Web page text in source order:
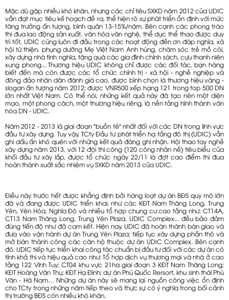
Mặc dù gặp nhiều khó khăn, nhưng các chỉ tiêu SXKD năm 2012 của UDIC
vẫn đạt mục tiêu kế hoạch đề ra, thể hiện rõ sự phát triển ổn định với mức
tăng trưởng ấn tượng, bình quân 13-15%/năm. Bên cạnh các phong trào
thi đua lao động sản xuất, văn hóa văn nghệ, thể dục thể thao được duy
trì tốt, UDIC cũng luôn đi đầu trong các hoạt động đền ơn đáp nghĩa, xã
hội từ thiện, phụng dưỡng Mẹ Việt Nam Anh hùng, chăm sóc trẻ mồ côi,
xây dựng nhà tình nghĩa, tặng quà các gia đình chính sách, cựu thanh niên
xung phong... Thương hiệu UDIC không chỉ được các đối tác, bạn hàng
biết đến mà còn được các tổ chức chính trị - xã hội - nghề nghiệp và
đông đảo nhân dân đánh giá cao, được bình chọn là thương hiệu vàng -
slogan ấn tượng năm 2012; được VNR500 xếp hạng 121 trong top 500 DN
lớn nhất Việt Nam. Có thể nói, những kết quả này đã tạo nên một diện
mạo, một phong cách, một thương hiệu riêng, là nền tảng hình thành văn
hóa DN - UDIC.
Năm 2012 - 2013 là giai đoạn "buồn tẻ" nhất đối với các DN trong lĩnh vực
đầu tư xây dựng. Tuy vậy, TCty Đầu tư phát triển hạ tầng đô thị (UDIC) vẫn
ghi dấu ấn khó quên với những kết quả đáng ghi nhận. Hội thao tay nghề
xây dựng năm 2013, với 12 đội thi công (120 công nhân nề) tiêu biểu của
khối đầu tư xây lắp, được tổ chức ngày 22/11 là đợt cao điểm thi đua
hoàn thành xuất sắc nhiệm vụ SXKD năm 2013 của UDIC.
Điều này trước hết được khẳng định bởi hàng loạt dự án BĐS quy mô lớn
đã và đang được UDIC triển khai, như các KĐT Nam Thăng Long, Trung
Yên, Yên Hòa, Nghĩa Đô và nhiều tổ hợp chung cư cao tầng như: CT14A,
CT13 Nam Thăng Long, Trung Yên Plaza, UDIC Complex... đều bảo đảm
đúng tiến độ như đã cam kết. Hiện nay, UDIC đã hoàn thành bàn giao và
đưa vào vận hành dự án Trung Yên Plaza; tiếp tục xây dựng phần thô và
mở bán thành công các căn hộ thuộc dự án UDIC Complex. Bên cạnh
đó, UDIC tiếp tục triển khai công tác chuẩn bị đầu tư đối với các dự án có
tính khả thi và hiệu quả cao như: Tổ hợp dịch vụ thương mại và nhà ở cao
tầng 122 Vĩnh Tuy; CT04 khu vực 21ha giai đoạn 3 KĐT Nam Thăng Long;
KĐT Hoàng Văn Thụ; KĐT Hạ Đình; dự án Phú Quốc Rersort, khu sinh thái Phù
Vân - Hà Nam… Những dự án này sẽ mang lại nguồn công việc ổn định
cho TCty trong những năm tiếp theo và thực sự có ý nghĩa trong bối cảnh
thị trường BĐS còn nhiều khó khăn.